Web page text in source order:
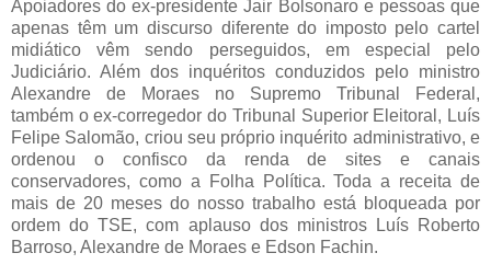
Apoiadores do ex-presidente Jair Bolsonaro e pessoas que
apenas têm um discurso diferente do imposto pelo cartel
midiático vêm sendo perseguidos, em especial pelo
Judiciário. Além dos inquéritos conduzidos pelo ministro
Alexandre de Moraes no Supremo Tribunal Federal,
também o ex-corregedor do Tribunal Superior Eleitoral, Luís
Felipe Salomão, criou seu próprio inquérito administrativo, e
ordenou o confisco da renda de sites e canais
conservadores, como a Folha Política. Toda a receita de
mais de 20 meses do nosso trabalho está bloqueada por
ordem do TSE, com aplauso dos ministros Luís Roberto
Barroso, Alexandre de Moraes e Edson Fachin.